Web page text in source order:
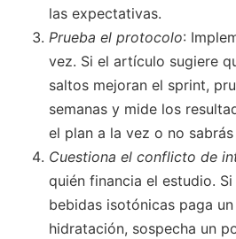
las expectativas.
Prueba el protocolo:
vez. Si el artículo sugiere
saltos mejoran el sprint,
semanas y mide los
el plan a la vez o no
Cuestiona el conflicto de
quién financia el estudio.
bebidas isotónicas paga
hidratación, sospecha un